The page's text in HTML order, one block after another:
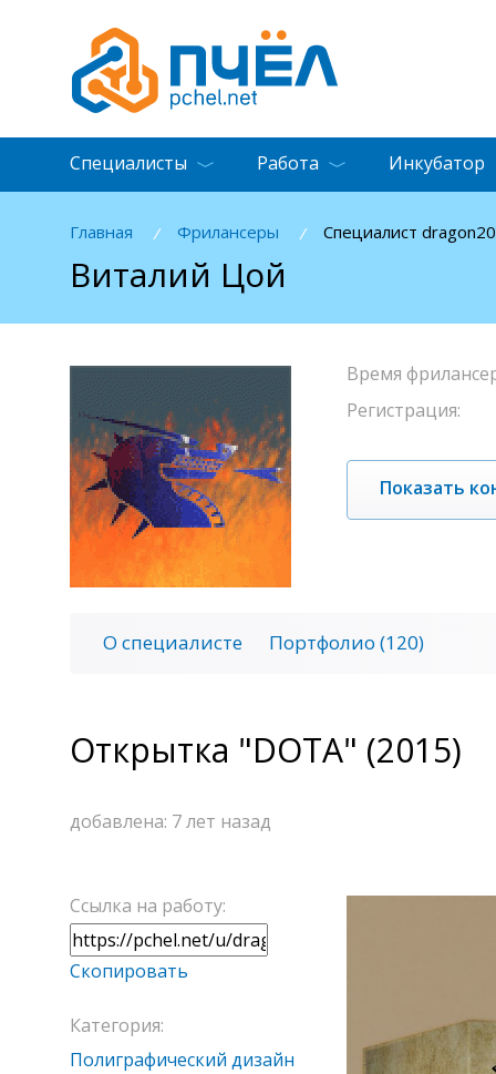
Главная / Фрилансеры / Специалист
Виталий Цой
Время
Регистрация:
Показать
О специалисте Портфолио (120)
Открытка "DOTA" (2015)
добавлена: 7 лет назад
Ссылка на работу:
Скопировать
Категория:
Полиграфический дизайн
Специалисты Работа Инкубатор